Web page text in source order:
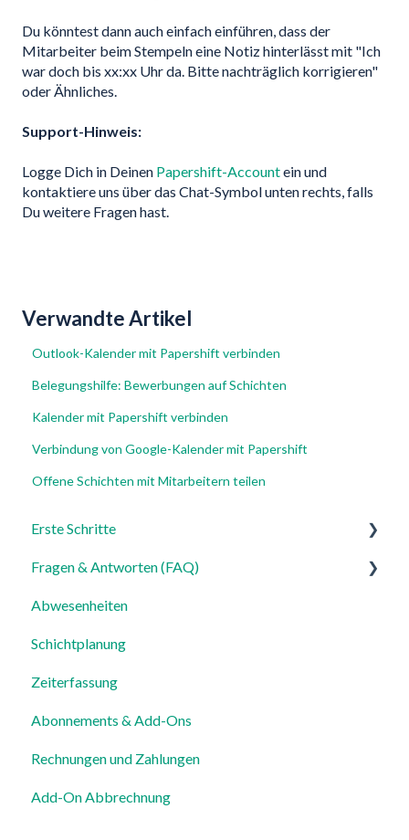
Du könntest dann auch einfach einführen, dass der
Mitarbeiter beim Stempeln eine Notiz hinterlässt mit "Ich
war doch bis xx:xx Uhr da. Bitte nachträglich korrigieren"
oder Ähnliches.
Support-Hinweis:
Logge Dich in Deinen Papershift-Accountein und
kontaktiere uns über das Chat-Symbol unten rechts, falls
Du weitere Fragen hast.
Verwandte Artikel
Outlook-Kalender mit Papershift verbinden
Belegungshilfe: Bewerbungen auf Schichten
Kalender mit Papershift verbinden
Verbindung von Google-Kalender mit Papershift
Offene Schichten mit Mitarbeitern teilen
Erste Schritte
Für Admins
Für Mitarbeiter
Einstellungen
Fragen & Antworten (FAQ)
Login, Account & Sicherheit
Mitarbeiterverwaltung
Mitarbeiterprofile & Stammdaten
Standorte & Arbeitsbereiche
Zeiterfassung, Soll-Stunden & Abwesenheiten
Dienstplanung & Spezialfälle
Abwesenheiten
Schichtplanung
Zeiterfassung
Abonnements & Add-Ons
Rechnungen und Zahlungen
Add-On Abbrechnung